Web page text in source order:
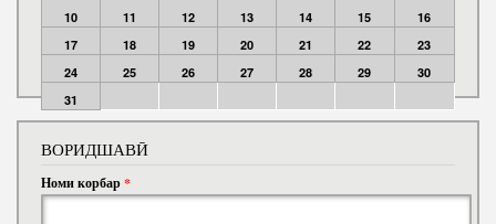
10
11 12 13 14 15
16
17
18 19 20 21 22
23
24
25 26 27 28 29
30
31
ВОРИДШАВӢ
Номи корбар*